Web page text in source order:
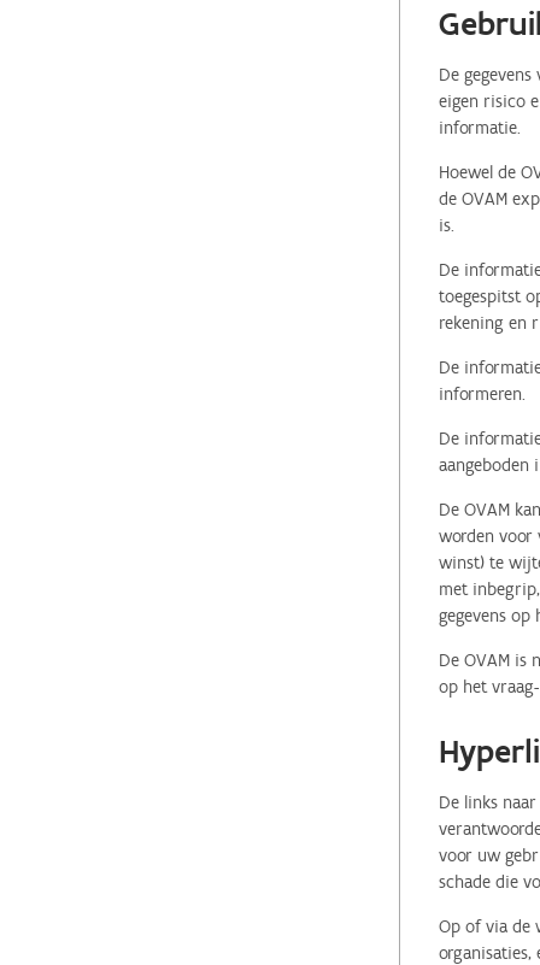
De
eigen risico
informatie.
Hoewel de
de OVAM
is.
De
toegespitst
rekening en
De
informeren.
De
aangeboden
De OVAM
worden voor
winst) te
met
gegevens
De OVAM is
op het
De links
voor uw
schade die
Op of via de
organisaties,